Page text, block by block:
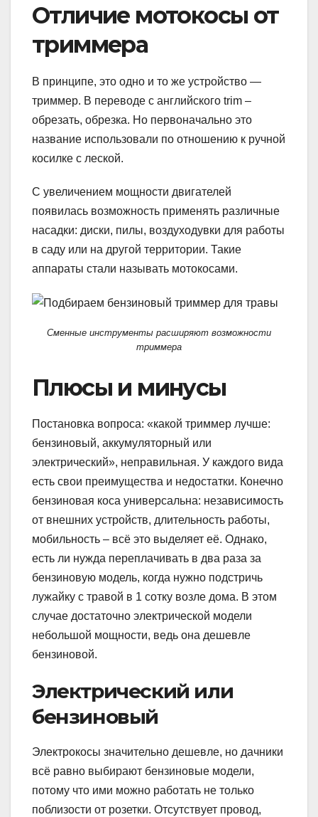
Отличие мотокосы от
триммера
В принципе, это одно и то же устройство —
триммер. В переводе с английского trim –
обрезать, обрезка. Но первоначально это
название использовали по отношению к ручной
косилке с леской.
С увеличением мощности двигателей
появилась возможность применять различные
насадки: диски, пилы, воздуходувки для работы
в саду или на другой территории. Такие
аппараты стали называть мотокосами.
Сменные инструменты расширяют возможности
триммера
Плюсы и минусы
Постановка вопроса: «какой триммер лучше:
бензиновый, аккумуляторный или
электрический», неправильная. У каждого вида
есть свои преимущества и недостатки. Конечно
бензиновая коса универсальна: независимость
от внешних устройств, длительность работы,
мобильность – всё это выделяет её. Однако,
есть ли нужда переплачивать в два раза за
бензиновую модель, когда нужно подстричь
лужайку с травой в 1 сотку возле дома. В этом
случае достаточно электрической модели
небольшой мощности, ведь она дешевле
бензиновой.
Электрический или
бензиновый
Электрокосы значительно дешевле, но дачники
всё равно выбирают бензиновые модели,
потому что ими можно работать не только
поблизости от розетки. Отсутствует провод,